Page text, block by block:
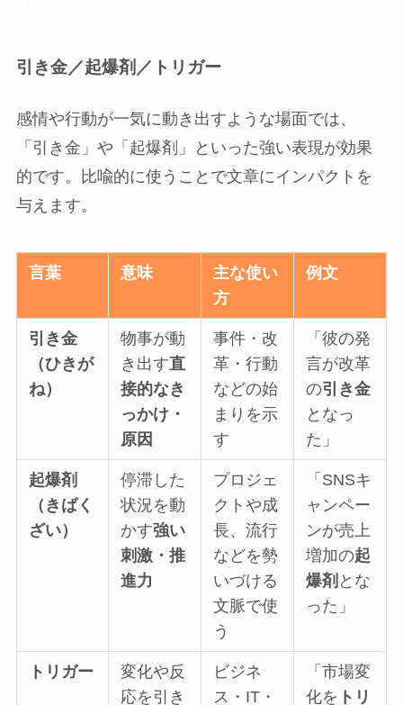
引き金／起爆剤／トリガー
感情や行動が一気に動き出すような場面では、
「引き金」や「起爆剤」といった強い表現が効果
的です。比喩的に使うことで文章にインパクトを
与えます。
言葉 意味
主な使い
方
例文
引き金
（ひきが
ね）
物事が動
き出す直
接的なき
っかけ・
原因
事件・改
革・行動
などの始
まりを示
す
「彼の発
言が改革
の引き金
となっ
た」
起爆剤
（きばく
ざい）
停滞した
状況を動
かす強い
刺激・推
進力
プロジェ
クトや成
長、流行
などを勢
いづける
文脈で使
う
「SNSキ
ャンペー
ンが売上
増加の起
爆剤 とな
った」
トリガー
変化や反
応を引き
ビジネ
ス・IT・
「市場変
化を トリ